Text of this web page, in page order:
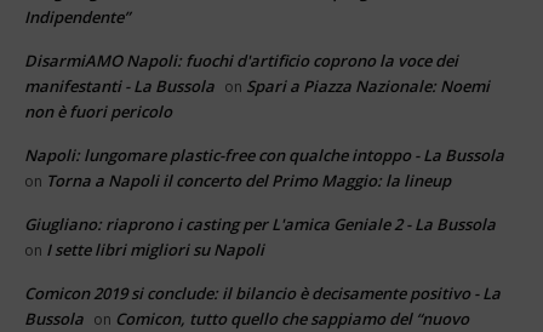
Indipendente”
DisarmiAMO Napoli: fuochi d'artificio coprono la voce dei
manifestanti - La Bussola on Spari a Piazza Nazionale: Noemi
non è fuori pericolo
Napoli: lungomare plastic-free con qualche intoppo - La Bussola
on Torna a Napoli il concerto del Primo Maggio: la lineup
Giugliano: riaprono i casting per L'amica Geniale 2 - La Bussola
on I sette libri migliori su Napoli
Comicon 2019 si conclude: il bilancio è decisamente positivo - La
Bussola on Comicon, tutto quello che sappiamo del “nuovo